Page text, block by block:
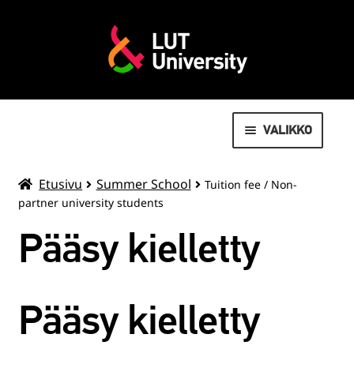
VALIKKO
MOVEO LIIKUNTAPALVELUT
OPISKELIJOILLE
SUMMER SCHOOL
Etusivu Summer School
Tuition fee / Non-
partner university students
Pääsy kielletty
Pääsy kielletty